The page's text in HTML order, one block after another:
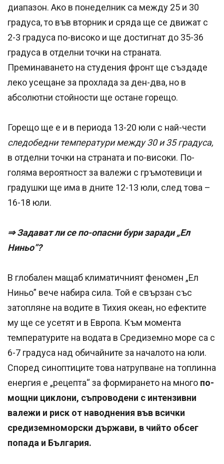
диапазон. Ако в понеделник са между 25 и 30
градуса, то във вторник и сряда ще се движат с
2-3 градуса по-високо и ще достигнат до 35-36
градуса в отделни точки на страната.
Преминаването на студения фронт ще създаде
леко усещане за прохлада за ден-два, но в
абсолютни стойности ще остане горещо.
Горещо ще е и в периода 13-20 юли с най-чести
следобедни температури между 30 и 35 градуса,
в отделни точки на страната и по-високи. По-
голяма вероятност за валежи с гръмотевици и
градушки ще има в дните 12-13 юли, след това –
16-18 юли.
⇒ Задават ли се по-опасни бури заради „Ел
Ниньо”?
В глобален мащаб климатичният феномен „Ел
Ниньо” вече набира сила. Той е свързан със
затопляне на водите в Тихия океан, но ефектите
му ще се усетят и в Европа. Към момента
температурите на водата в Средиземно море са с
6-7 градуса над обичайните за началото на юли.
Според синоптиците това натрупване на топлинна
енергия е „рецепта“ за формирането на много по-
мощни циклони, съпроводени с интензивни
валежи и риск от наводнения във всички
средиземноморски държави, в чийто обсег
попада и България.